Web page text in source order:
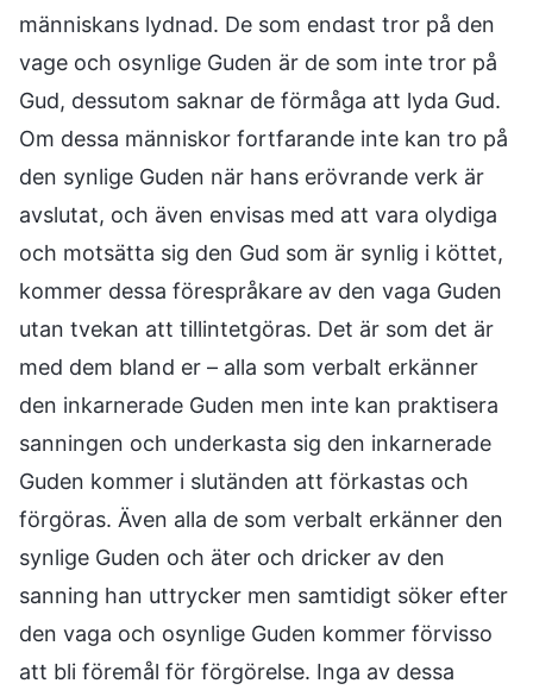
människans lydnad. De som endast tror på den
vage och osynlige Guden är de som inte tror på
Gud, dessutom saknar de förmåga att lyda Gud.
Om dessa människor fortfarande inte kan tro på
den synlige Guden när hans erövrande verk är
avslutat, och även envisas med att vara olydiga
och motsätta sig den Gud som är synlig i köttet,
kommer dessa förespråkare av den vaga Guden
utan tvekan att tillintetgöras. Det är som det är
med dem bland er – alla som verbalt erkänner
den inkarnerade Guden men inte kan praktisera
sanningen och underkasta sig den inkarnerade
Guden kommer i slutänden att förkastas och
förgöras. Även alla de som verbalt erkänner den
synlige Guden och äter och dricker av den
sanning han uttrycker men samtidigt söker efter
den vaga och osynlige Guden kommer förvisso
att bli föremål för förgörelse. Inga av dessa